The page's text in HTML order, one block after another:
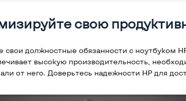
свою
свои должностные обязанности с ноутбуком
высокую производительность,
от него. Доверьтесь надежности HP для